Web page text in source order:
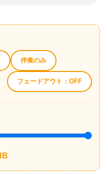
伴奏のみ
フェードアウト：OFF